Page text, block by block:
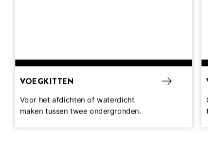
VOEGKITTEN
Voor het afdichten of waterdicht
maken tussen twee ondergronden.
te